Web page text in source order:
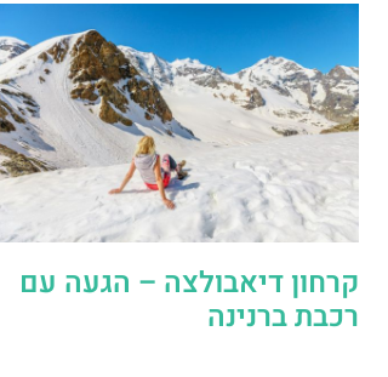
קרחון דיאבולצה – הגעה עם
רכבת ברנינה